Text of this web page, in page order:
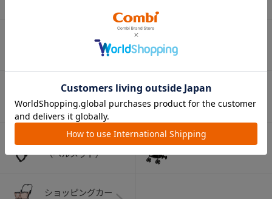
おはし・スプー
オーラルケア
（お口のケア）
ベビートイ
（ヘルメット）
ペット用品
ショッピングカー